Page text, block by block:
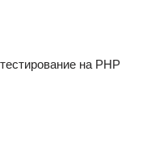
на PHP